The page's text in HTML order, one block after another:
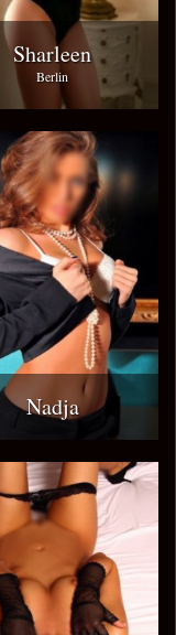
Sharleen
Berlin
Nadja